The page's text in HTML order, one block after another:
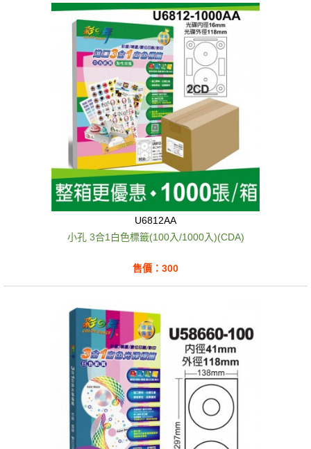
U6812AA
小孔 3合1白色標籤(100入/1000入)(CDA)
售價：300